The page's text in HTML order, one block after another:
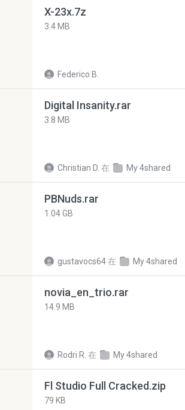
X-23x.7z
3.4 MB
Federico B.
Digital Insanity.rar
3.8 MB
Christian D. 在 My 4shared
PBNuds.rar
1.04 GB
gustavocs64在 My 4shared
novia_en_trio.rar
14.9 MB
Rodri R. 在 My 4shared
Fl Studio Full Cracked.zip
79 KB